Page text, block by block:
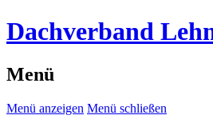
Dachverband
Menü
Menü anzeigen Menü schließen